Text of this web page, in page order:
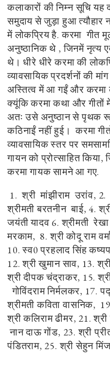
कलाकारों की निम्न सूचि यह
समुदाय से जुड़ा हुआ त्यौहार
में लोकप्रिय है. करमा गीत
अनुष्ठानिक थे , जिनमें नृत्य
थे। धीरे धीरे करमा की
व्यावसायिक प्रदर्शनों की
अस्तित्व में आ गईं और करमा
क्यूंकि करमा कथा और गीतों
अतः उसे अनुष्ठान से पृथक
कठिनाईं नहीं हुई। करमा
व्यावसायिक स्तर पर
गायन को प्रोत्साहित
करमा गायक सामने आ गए.
1. श्री मांझीराम उरांव,
श्रीमती बरतनीन बाई, 4.
जयंती यादव 6. श्रीमती
मरकाम, 8. श्री कोदू राम
10. स्व0 प्रहलाद सिंह
12. श्री खुमान साव, 13.
श्री दीपक चंद्राकर, 15.
गोविंदराम निर्मलकर, 17.
श्रीमती कविता वासनिक,
श्री कलिराम ढीमर, 21.
नान दाऊ गोंड, 23. श्री
पंडितराम, 25. श्री सेहुन